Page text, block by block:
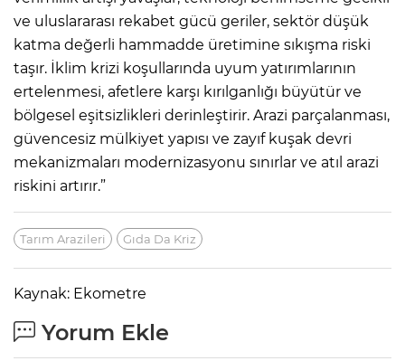
ve uluslararası rekabet gücü geriler, sektör düşük
katma değerli hammadde üretimine sıkışma riski
taşır. İklim krizi koşullarında uyum yatırımlarının
ertelenmesi, afetlere karşı kırılganlığı büyütür ve
bölgesel eşitsizlikleri derinleştirir. Arazi parçalanması,
güvencesiz mülkiyet yapısı ve zayıf kuşak devri
mekanizmaları modernizasyonu sınırlar ve atıl arazi
riskini artırır.”
Tarım Arazileri Gıda Da Kriz
Kaynak: Ekometre
Yorum Ekle